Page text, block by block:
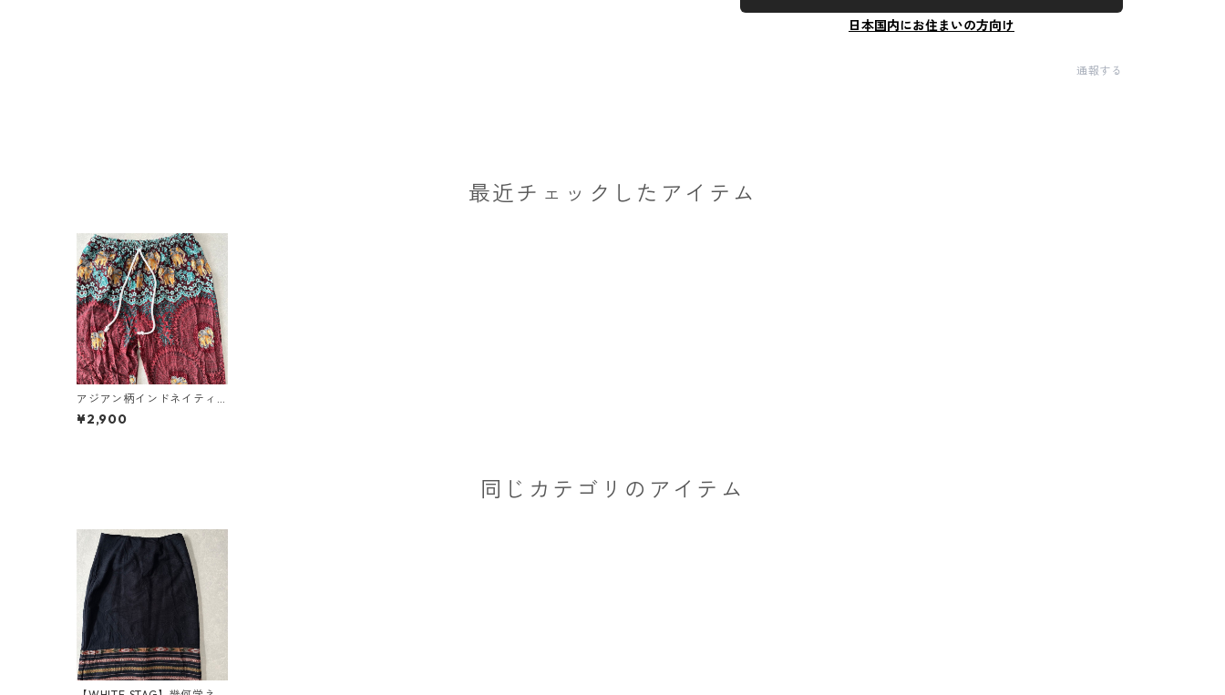
日本国内にお住まいの方向け
通報する
最近チェックしたアイテム
アジアン柄インドネイティ
ブプリントイージーパンツ
総柄 M 古着 レディース
¥2,900
同じカテゴリのアイテム